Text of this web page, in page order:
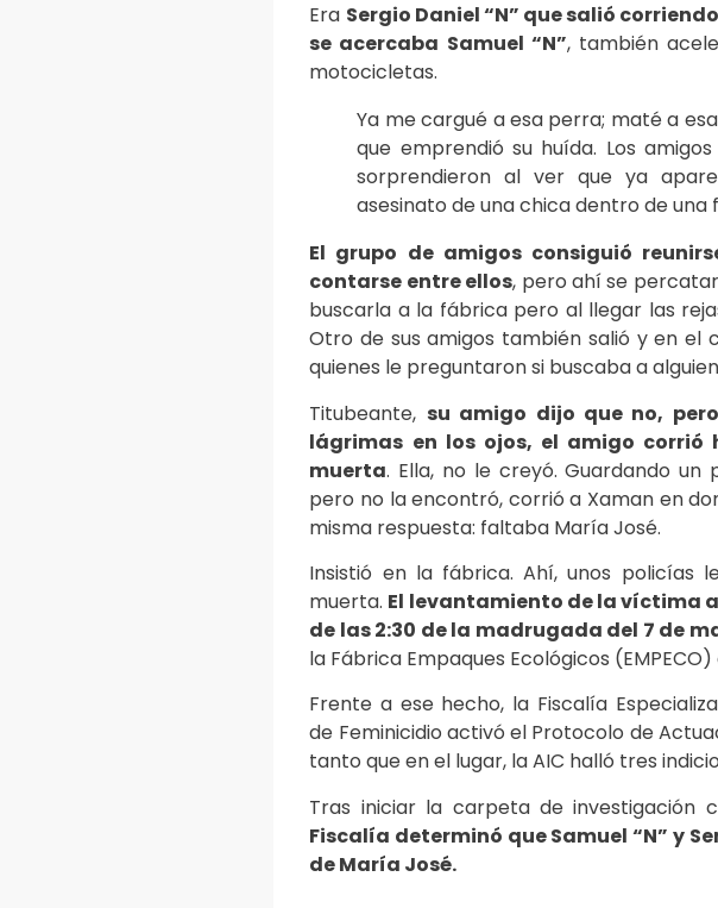
Era Sergio Daniel “N” que salió
se acercaba Samuel “N”, también
motocicletas.
Ya me cargué a esa perra; maté a
que emprendió su huída. Los
sorprendieron al ver que ya
asesinato de una chica dentro de una
El grupo de amigos consiguió
contarse entre ellos, pero ahí se
buscarla a la fábrica pero al llegar las
Otro de sus amigos también salió y en el
quienes le preguntaron si buscaba a
Titubeante, su amigo dijo que no,
lágrimas en los ojos, el amigo
muerta. Ella, no le creyó. Guardando un
pero no la encontró, corrió a Xaman en
misma respuesta: faltaba María José.
Insistió en la fábrica. Ahí, unos policías
muerta. El levantamiento de la víctima
de las 2:30 de la madrugada del 7 de
la Fábrica Empaques Ecológicos
Frente a ese hecho, la Fiscalía
de Feminicidio activó el Protocolo de
tanto que en el lugar, la AIC halló tres
Tras iniciar la carpeta de investigación
Fiscalía determinó que Samuel “N” y
de María José.